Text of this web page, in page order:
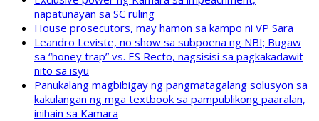
napatunayan sa SC ruling
House prosecutors, may hamon sa kampo ni VP Sara
Leandro Leviste, no show sa subpoena ng NBI; Bugaw
sa “honey trap” vs. ES Recto, nagsisisi sa pagkakadawit
nito sa isyu
Panukalang magbibigay ng pangmatagalang solusyon sa
kakulangan ng mga textbook sa pampublikong paaralan,
inihain sa Kamara